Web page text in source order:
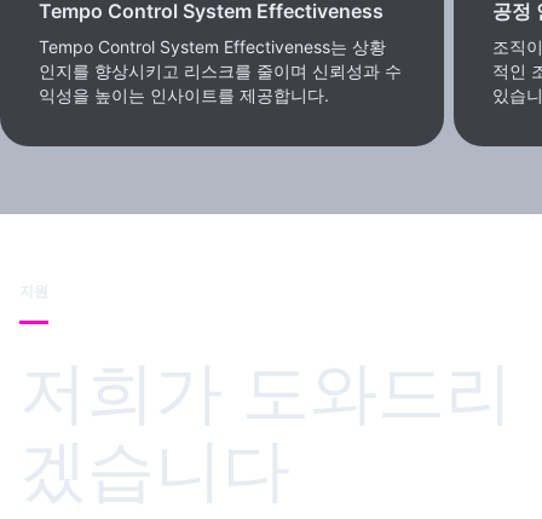
Tempo Control System Effectiveness
Tempo Control System Effectiveness는 상황
인지를 향상시키고 리스크를 줄이며 신뢰성과 수
익성을 높이는 인사이트를 제공합니다.
공정
조직
적인
있습
지원
저희가 도와드리
겠습니다